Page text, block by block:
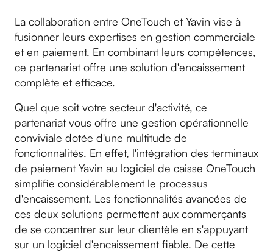
La collaboration entre OneTouch et Yavin vise à
fusionner leurs expertises en gestion commerciale
et en paiement. En combinant leurs compétences,
ce partenariat offre une solution d'encaissement
complète et efficace.
Quel que soit votre secteur d'activité, ce
partenariat vous offre une gestion opérationnelle
conviviale dotée d'une multitude de
fonctionnalités. En effet, l'intégration des terminaux
de paiement Yavin au logiciel de caisse OneTouch
simplifie considérablement le processus
d'encaissement. Les fonctionnalités avancées de
ces deux solutions permettent aux commerçants
de se concentrer sur leur clientèle en s'appuyant
sur un logiciel d'encaissement fiable. De cette